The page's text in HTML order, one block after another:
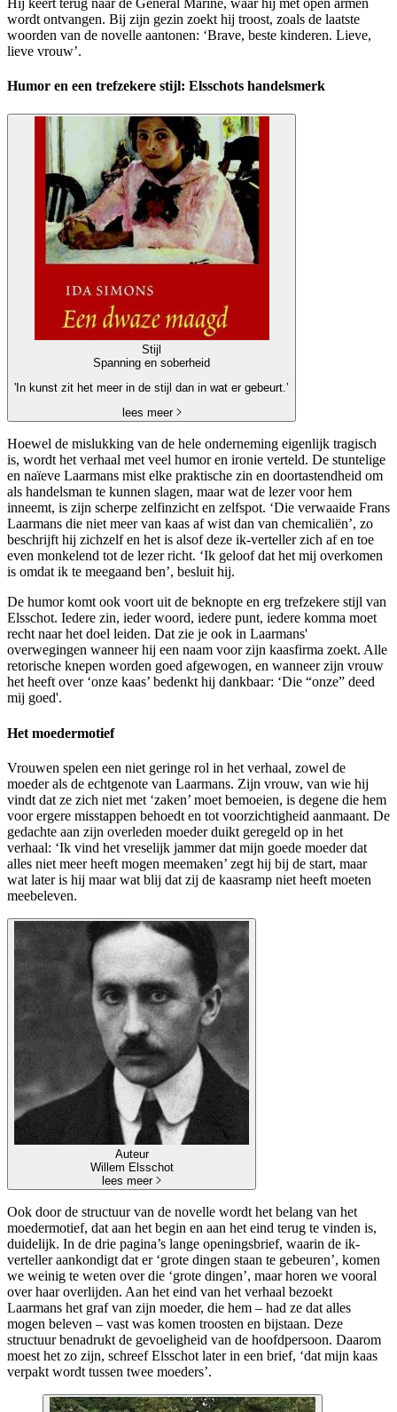
Hij keert terug naar de General Marine, waar hij met open armen
wordt ontvangen. Bij zijn gezin zoekt hij troost, zoals de laatste
woorden van de novelle aantonen: ‘Brave, beste kinderen. Lieve,
lieve vrouw’.
Humor en een trefzekere stijl: Elsschots handelsmerk
Stijl
Spanning en soberheid
'In kunst zit het meer in de stijl dan in wat er gebeurt.’
lees meer
Hoewel de mislukking van de hele onderneming eigenlijk tragisch
is, wordt het verhaal met veel humor en ironie verteld. De stuntelige
en naïeve Laarmans mist elke praktische zin en doortastendheid om
als handelsman te kunnen slagen, maar wat de lezer voor hem
inneemt, is zijn scherpe zelfinzicht en zelfspot. ‘Die verwaaide Frans
Laarmans die niet meer van kaas af wist dan van chemicaliën’, zo
beschrijft hij zichzelf en het is alsof deze ik-verteller zich af en toe
even monkelend tot de lezer richt. ‘Ik geloof dat het mij overkomen
is omdat ik te meegaand ben’, besluit hij.
De humor komt ook voort uit de beknopte en erg trefzekere stijl van
Elsschot. Iedere zin, ieder woord, iedere punt, iedere komma moet
recht naar het doel leiden. Dat zie je ook in Laarmans'
overwegingen wanneer hij een naam voor zijn kaasfirma zoekt. Alle
retorische knepen worden goed afgewogen, en wanneer zijn vrouw
het heeft over ‘onze kaas’ bedenkt hij dankbaar: ‘Die “onze” deed
mij goed'.
Het moedermotief
Vrouwen spelen een niet geringe rol in het verhaal, zowel de
moeder als de echtgenote van Laarmans. Zijn vrouw, van wie hij
vindt dat ze zich niet met ‘zaken’ moet bemoeien, is degene die hem
voor ergere misstappen behoedt en tot voorzichtigheid aanmaant. De
gedachte aan zijn overleden moeder duikt geregeld op in het
verhaal: ‘Ik vind het vreselijk jammer dat mijn goede moeder dat
alles niet meer heeft mogen meemaken’ zegt hij bij de start, maar
wat later is hij maar wat blij dat zij de kaasramp niet heeft moeten
meebeleven.
Auteur
Willem Elsschot
lees meer
Ook door de structuur van de novelle wordt het belang van het
moedermotief, dat aan het begin en aan het eind terug te vinden is,
duidelijk. In de drie pagina’s lange openingsbrief, waarin de ik-
verteller aankondigt dat er ‘grote dingen staan te gebeuren’, komen
we weinig te weten over die ‘grote dingen’, maar horen we vooral
over haar overlijden. Aan het eind van het verhaal bezoekt
Laarmans het graf van zijn moeder, die hem – had ze dat alles
mogen beleven – vast was komen troosten en bijstaan. Deze
structuur benadrukt de gevoeligheid van de hoofdpersoon. Daarom
moest het zo zijn, schreef Elsschot later in een brief, ‘dat mijn kaas
verpakt wordt tussen twee moeders’.